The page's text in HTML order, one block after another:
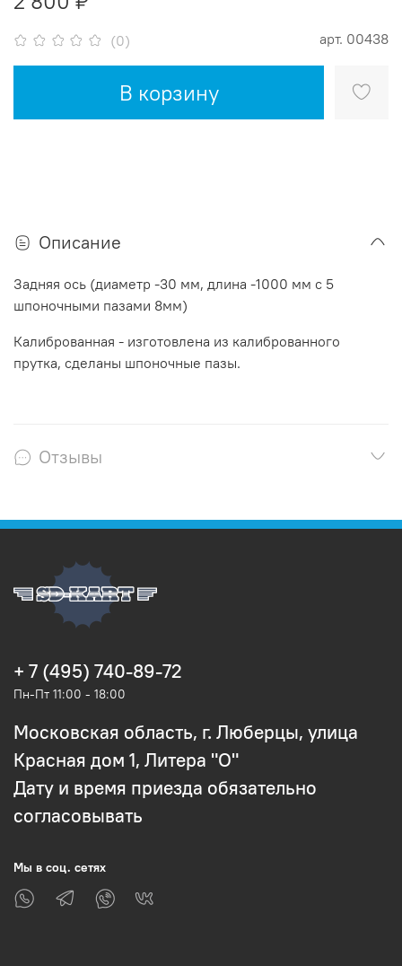
(0) арт. 00438
В корзину
Описание
Задняя ось (диаметр -30 мм, длина -1000 мм с 5
шпоночными пазами 8мм)
Калиброванная - изготовлена из калиброванного
прутка, сделаны шпоночные пазы.
Отзывы
+ 7 (495) 740-89-72
Пн-Пт 11:00 - 18:00
Московская область, г. Люберцы, улица
Красная дом 1, Литера "О"
Дату и время приезда обязательно
согласовывать
Мы в соц. сетях